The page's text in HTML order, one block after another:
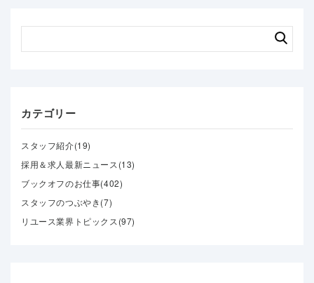
カテゴリー
スタッフ紹介(19)
採用＆求人最新ニュース(13)
ブックオフのお仕事(402)
スタッフのつぶやき(7)
リユース業界トピックス(97)